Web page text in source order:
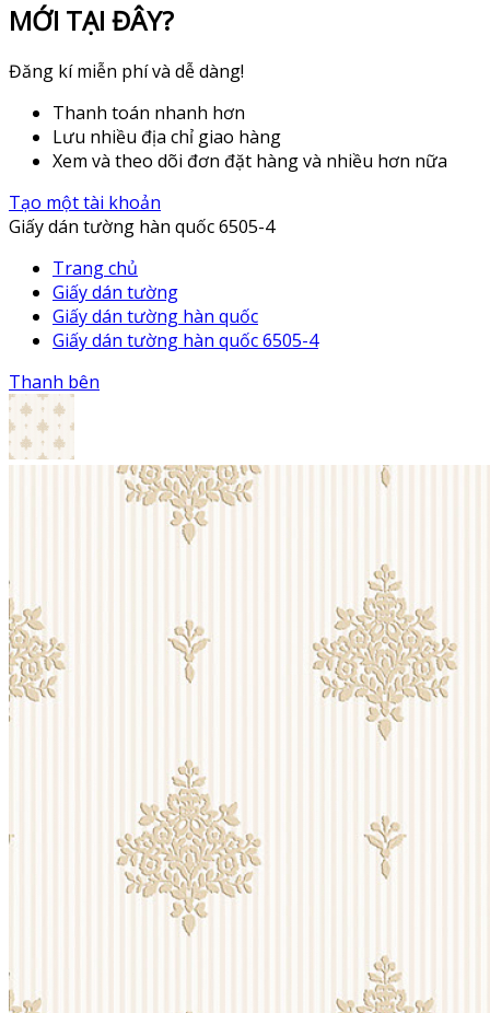
MỚI TẠI ĐÂY?
Đăng kí miễn phí và dễ dàng!
Thanh toán nhanh hơn
Lưu nhiều địa chỉ giao hàng
Xem và theo dõi đơn đặt hàng và nhiều hơn nữa
Tạo một tài khoản
Giấy dán tường hàn quốc 6505-4
Trang chủ
Giấy dán tường
Giấy dán tường hàn quốc
Giấy dán tường hàn quốc 6505-4
Thanh bên